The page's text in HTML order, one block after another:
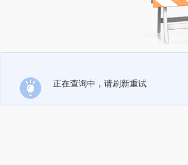
正在查询中，请刷新重试